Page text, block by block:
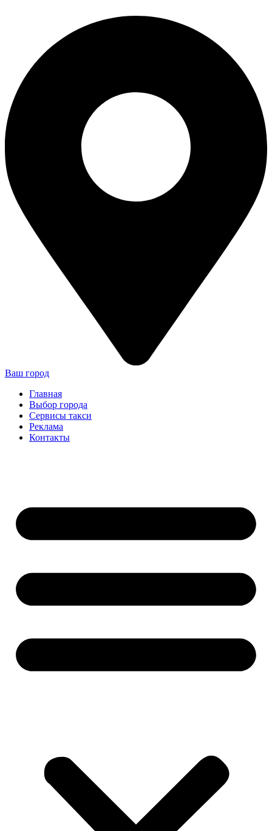
Ваш город
Главная
Выбор города
Сервисы такси
Реклама
Контакты